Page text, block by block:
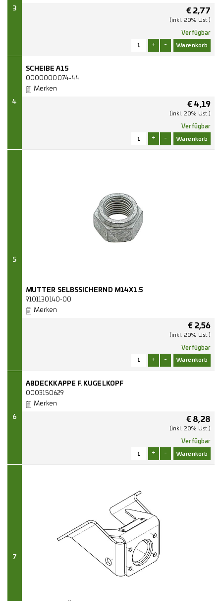
3 € 2,77
(inkl. 20% Ust.)
Verfügbar
+ -
4
SCHEIBE A15
0000000074-44
Merken
€ 4,19
(inkl. 20% Ust.)
Verfügbar
+ -
5
MUTTER SELBSSICHERND M14X1.5
9101130140-00
Merken
€2,56
(inkl. 20% Ust.)
Verfügbar
+ -
6
ABDECKKAPPE F. KUGELKOPF
0003150629
Merken
€ 8,28
(inkl. 20% Ust.)
Verfügbar
+ -
7